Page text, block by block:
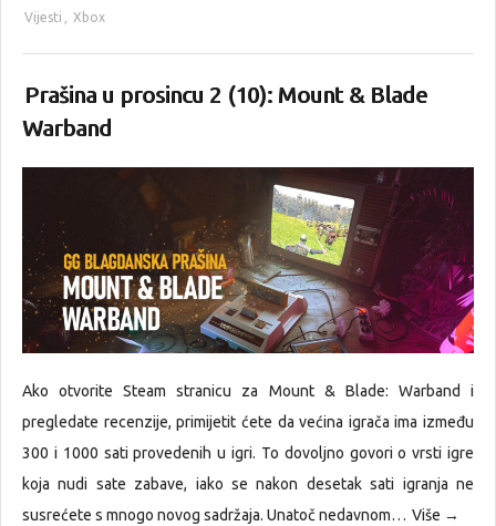
Vijesti , Xbox
Prašina u prosincu 2 (10): Mount & Blade
Warband
Ako otvorite Steam stranicu za Mount & Blade: Warband i
pregledate recenzije, primijetit ćete da većina igrača ima između
300 i 1000 sati provedenih u igri. To dovoljno govori o vrsti igre
koja nudi sate zabave, iako se nakon desetak sati igranja ne
susrećete s mnogo novog sadržaja. Unatoč nedavnom… Više →